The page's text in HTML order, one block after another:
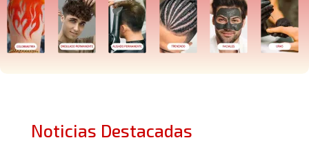
Noticias Destacadas